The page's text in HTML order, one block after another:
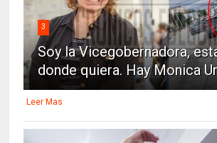
3
Soy la Vicegobernadora,
donde quiera. Hay Monica
Leer Mas